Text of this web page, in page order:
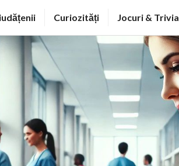
Curiozități Jocuri & Trivia